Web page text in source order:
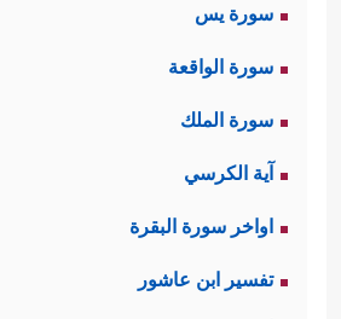
سورة يس
سورة الواقعة
سورة الملك
آية الكرسي
اواخر سورة البقرة
تفسير ابن عاشور